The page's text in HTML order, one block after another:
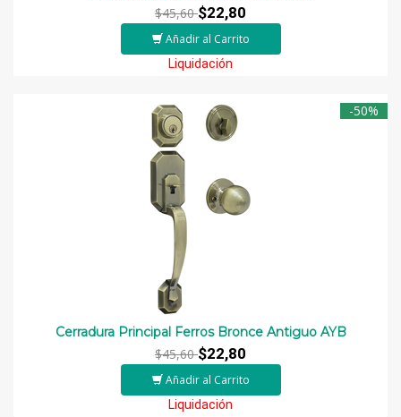
$45,60$22,80
Añadir al Carrito
Liquidación
-50%
Cerradura Principal Ferros Bronce Antiguo AYB
$45,60$22,80
Añadir al Carrito
Liquidación